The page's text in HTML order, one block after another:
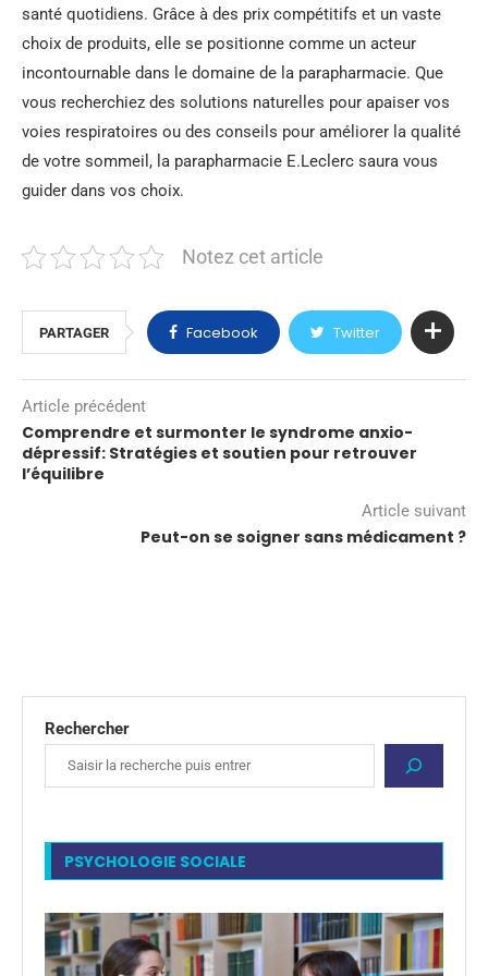
santé quotidiens. Grâce à des prix compétitifs et un vaste
choix de produits, elle se positionne comme un acteur
incontournable dans le domaine de la parapharmacie. Que
vous recherchiez des solutions naturelles pour apaiser vos
voies respiratoires ou des conseils pour améliorer la qualité
de votre sommeil, la parapharmacie E.Leclerc saura vous
guider dans vos choix.
Notez cet article
PARTAGER Facebook Twitter
Article précédent
Comprendre et surmonter le syndrome anxio-
dépressif: Stratégies et soutien pour retrouver
l’équilibre
Article suivant
Peut-on se soigner sans médicament ?
Rechercher
PSYCHOLOGIE SOCIALE